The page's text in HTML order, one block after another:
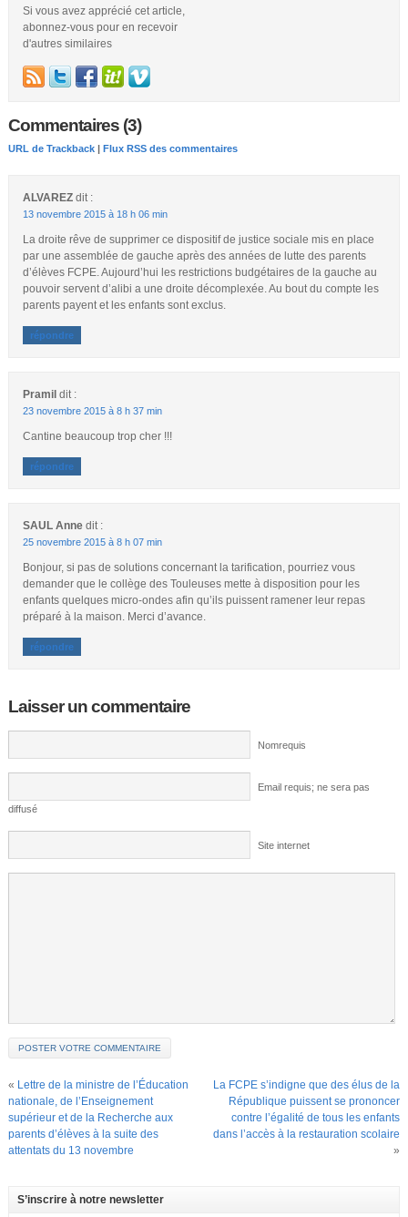
Si vous avez apprécié cet article,
abonnez-vous pour en recevoir
d'autres similaires
Commentaires (3)
URL de Trackback| Flux RSS des commentaires
ALVAREZ dit :
13 novembre 2015 à 18 h 06 min
La droite rêve de supprimer ce dispositif de justice sociale mis en place
par une assemblée de gauche après des années de lutte des parents
d’élèves FCPE. Aujourd’hui les restrictions budgétaires de la gauche au
pouvoir servent d’alibi a une droite décomplexée. Au bout du compte les
parents payent et les enfants sont exclus.
répondre
Pramil dit :
23 novembre 2015 à 8 h 37 min
Cantine beaucoup trop cher !!!
répondre
SAUL Anne dit :
25 novembre 2015 à 8 h 07 min
Bonjour, si pas de solutions concernant la tarification, pourriez vous
demander que le collège des Touleuses mette à disposition pour les
enfants quelques micro-ondes afin qu’ils puissent ramener leur repas
préparé à la maison. Merci d’avance.
répondre
Laisser un commentaire
Nomrequis
Email requis; ne sera pas
diffusé
Site internet
« Lettre de la ministre de l’Éducation
nationale, de l’Enseignement
supérieur et de la Recherche aux
parents d’élèves à la suite des
attentats du 13 novembre
La FCPE s’indigne que des élus de la
République puissent se prononcer
contre l’égalité de tous les enfants
dans l’accès à la restauration scolaire
»
S’inscrire à notre newsletter